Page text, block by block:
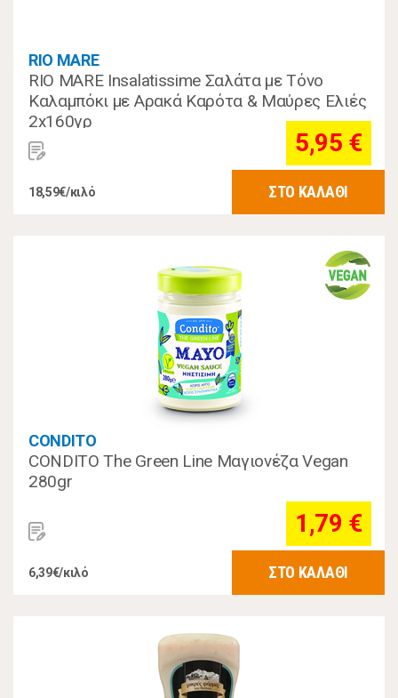
RIO MARE
RIO MARE Insalatissime Σαλάτα με Τόνο
Καλαμπόκι με Αρακά Καρότα & Μαύρες Ελιές
2x160γρ
5,95 €
18,59€/κιλό ΣΤΟ ΚΑΛΑΘΙ
CONDITO
CONDITO The Green Line Μαγιονέζα Vegan
280gr
1,79 €
6,39€/κιλό ΣΤΟ ΚΑΛΑΘΙ